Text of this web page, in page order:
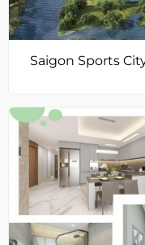
Saigon Sports